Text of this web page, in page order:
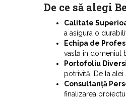
De ce să alegi
Calitate
a asigura o
Echipa de
vastă în domeniul
Portofoliu
potrivită. De la
Consultanță
finalizarea